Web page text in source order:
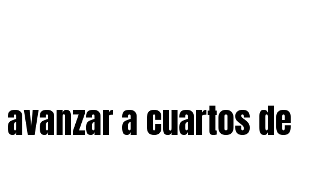
a cuartos de